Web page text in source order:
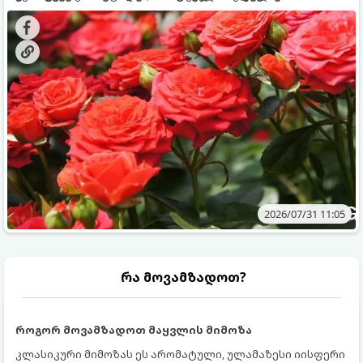
გამოკვება სჭირდებათ. ზაფხულის პერიოდში მცენარის
მოთხოვნილებები იცვლება, ამიტომ მნიშვნელოვანია
ვიცოდეთ, რომელი სასუქები გამოიყენება ამ დროს.
შედეგის მისაღწევად:
2026/07/31 11:05
რა მოვამზადოთ?
როგორ მოვამზადოთ მაყვლის მიმოზა
კლასიკური მიმოზას ეს არომატული, ულამაზესი იისფერი